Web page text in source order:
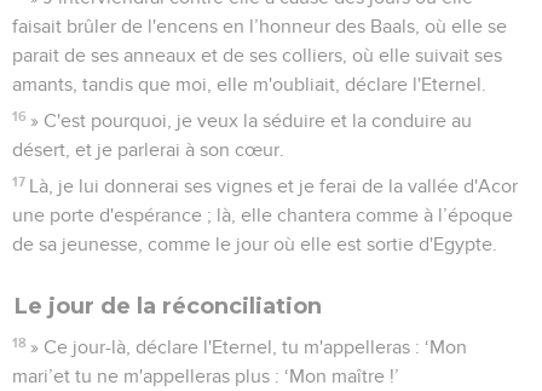
faisait brûler de l'encens en l’honneur des Baals, où elle se
parait de ses anneaux et de ses colliers, où elle suivait ses
amants, tandis que moi, elle m'oubliait, déclare l'Eternel.
16 » C'est pourquoi, je veux la séduire et la conduire au
désert, et je parlerai à son cœur.
17 Là, je lui donnerai ses vignes et je ferai de la vallée d'Acor
une porte d'espérance ; là, elle chantera comme à l’époque
de sa jeunesse, comme le jour où elle est sortie d'Egypte.
Le jour de la réconciliation
18 » Ce jour-là, déclare l'Eternel, tu m'appelleras : ‘Mon
mari’et tu ne m'appelleras plus : ‘Mon maître !’